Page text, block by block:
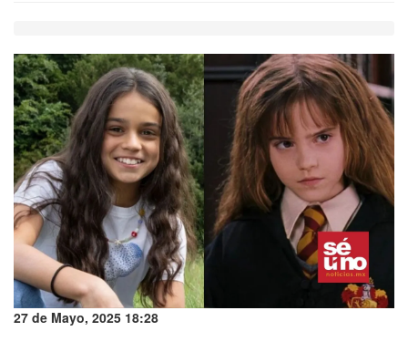
27 de Mayo, 2025 18:28